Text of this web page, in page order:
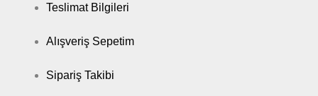
Teslimat Bilgileri
Alışveriş Sepetim
Sipariş Takibi